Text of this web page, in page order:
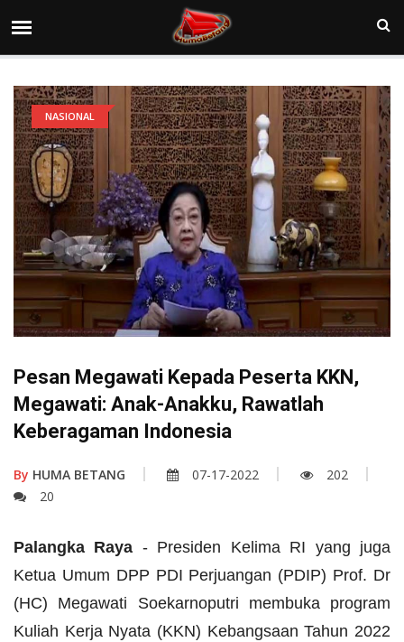
NASIONAL
Pesan Megawati Kepada Peserta KKN,
Megawati: Anak-Anakku, Rawatlah
Keberagaman Indonesia
By HUMA BETANG 07-17-2022
202
20
Palangka Raya - Presiden Kelima RI yang juga
Ketua Umum DPP PDI Perjuangan (PDIP) Prof. Dr
(HC) Megawati Soekarnoputri membuka program
Kuliah Kerja Nyata (KKN) Kebangsaan Tahun 2022